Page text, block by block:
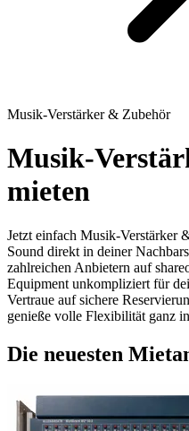
Musik-Verstärker & Zubehör
Musik-
mieten
Jetzt einfach Musik-Verstärker
Sound direkt in deiner
zahlreichen Anbietern auf
Equipment unkompliziert für
Vertraue auf sichere
genieße volle Flexibilität ganz
Die neuesten